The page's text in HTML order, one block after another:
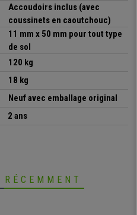
Accoudoirs inclus (avec
coussinets en caoutchouc)
11 mm x 50 mm pour tout type
de sol
120 kg
18 kg
Neuf avec emballage original
2 ans
RÉCEMMENT